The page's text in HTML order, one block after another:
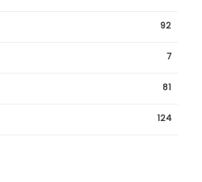
92
7
81
124